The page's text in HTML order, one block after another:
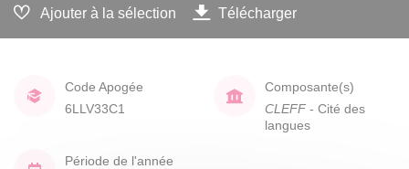
Ajouter à la sélection Télécharger
Code Apogée
6LLV33C1
Composante(s)
CLEFF - Cité des
langues
Période de l'année